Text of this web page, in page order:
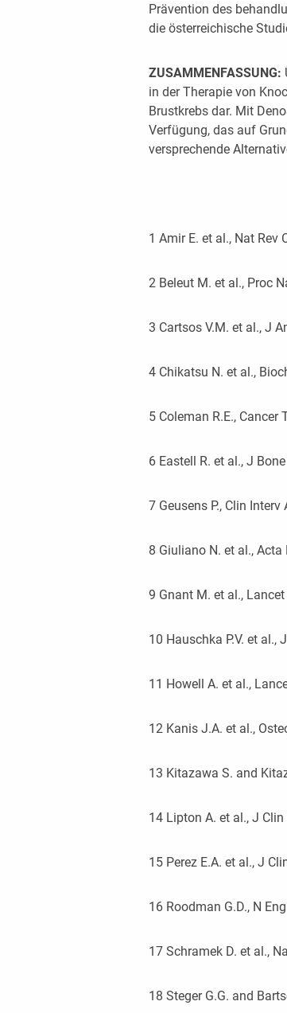
Prävention des
die österreichische
ZUSAMMENFASSUNG:
in der Therapie von
Brustkrebs dar. Mit
Verfügung, das auf
versprechende
1 Amir E. et al., Nat Rev
2 Beleut M. et al., Proc
3 Cartsos V.M. et al., J
4Chikatsu N. et al.,
5Coleman R.E., Cancer
6Eastell R. et al., J
7Geusens P., Clin
8 Giuliano N. et al.,
9 Gnant M. et al.,
10 Hauschka P.V. et al.,
11 Howell A. et al.,
12 Kanis J.A. et al.,
13 Kitazawa S. and
14Lipton A. et al., J
15Perez E.A. et al., J
16Roodman G.D., N
17Schramek D. et al.,
18 Steger G.G. and